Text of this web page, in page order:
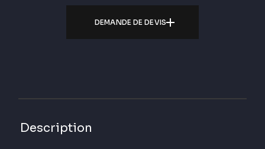
DEMANDE DE DEVIS
Description